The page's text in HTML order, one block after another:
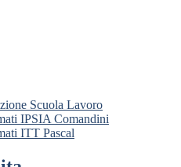
Scuola Lavoro
IPSIA Comandini
ITT Pascal